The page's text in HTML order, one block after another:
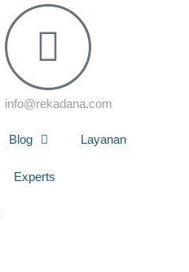
info@rekadana.com
Blog Layanan
Experts